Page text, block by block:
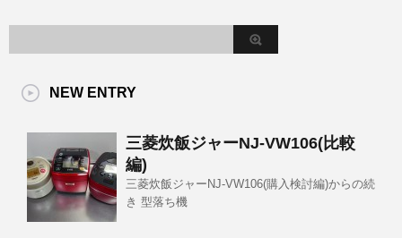
NEW ENTRY
三菱炊飯ジャーNJ-VW106(比較
編)
三菱炊飯ジャーNJ-VW106(購入検討編)からの続
き 型落ち機